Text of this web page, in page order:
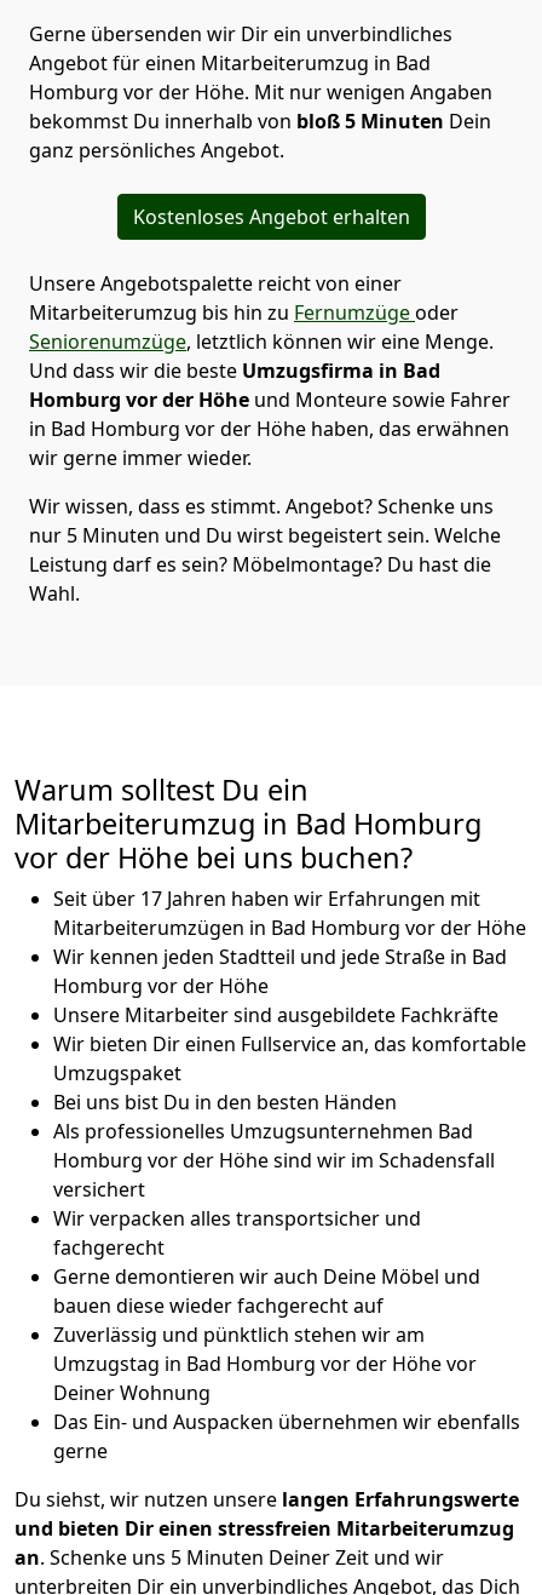
Gerne übersenden wir Dir ein unverbindliches
Angebot für einen Mitarbeiterumzug in Bad
Homburg vor der Höhe. Mit nur wenigen Angaben
bekommst Du innerhalb von bloß 5 Minuten Dein
ganz persönliches Angebot.
Kostenloses Angebot erhalten
Unsere Angebotspalette reicht von einer
Mitarbeiterumzug bis hin zu Fernumzügeoder
Seniorenumzüge, letztlich können wir eine Menge.
Und dass wir die beste Umzugsfirma in Bad
Homburg vor der Höhe und Monteure sowie Fahrer
in Bad Homburg vor der Höhe haben, das erwähnen
wir gerne immer wieder.
Wir wissen, dass es stimmt. Angebot? Schenke uns
nur 5 Minuten und Du wirst begeistert sein. Welche
Leistung darf es sein? Möbelmontage? Du hast die
Wahl.
Warum solltest Du ein
Mitarbeiterumzug in Bad Homburg
vor der Höhe bei uns buchen?
Seit über 17 Jahren haben wir Erfahrungen mit
Mitarbeiterumzügen in Bad Homburg vor der Höhe
Wir kennen jeden Stadtteil und jede Straße in Bad
Homburg vor der Höhe
Unsere Mitarbeiter sind ausgebildete Fachkräfte
Wir bieten Dir einen Fullservice an, das komfortable
Umzugspaket
Bei uns bist Du in den besten Händen
Als professionelles Umzugsunternehmen Bad
Homburg vor der Höhe sind wir im Schadensfall
versichert
Wir verpacken alles transportsicher und
fachgerecht
Gerne demontieren wir auch Deine Möbel und
bauen diese wieder fachgerecht auf
Zuverlässig und pünktlich stehen wir am
Umzugstag in Bad Homburg vor der Höhe vor
Deiner Wohnung
Das Ein- und Auspacken übernehmen wir ebenfalls
gerne
Du siehst, wir nutzen unsere langen Erfahrungswerte
und bieten Dir einen stressfreien Mitarbeiterumzug
an. Schenke uns 5 Minuten Deiner Zeit und wir
unterbreiten Dir ein unverbindliches Angebot, das Dich